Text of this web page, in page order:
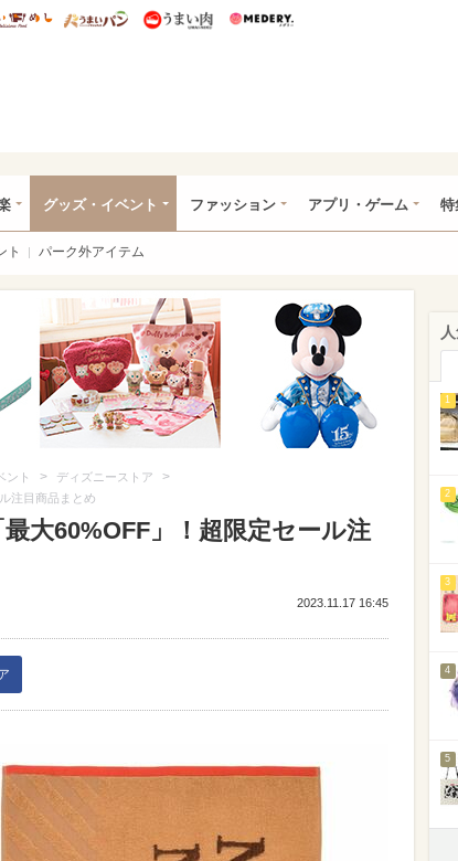
ディズニー特集
うまいめし うまいパン うまい肉
グッズ・イベント ファッション アプリ・ゲーム 特
ト パーク外アイテム
ント > ディズニーストア >
注目商品まとめ
大60%OFF」！超限定セール注
2023.11.17 16:45
1
2
3
4
5